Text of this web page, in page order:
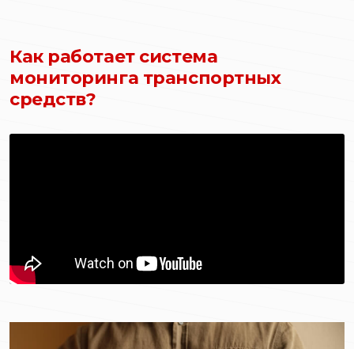
Как работает система
мониторинга транспортных
средств?